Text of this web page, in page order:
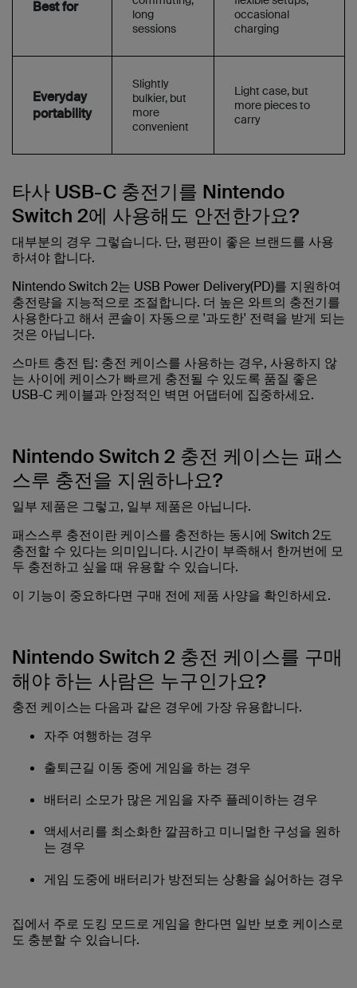
Best for
long
sessions
occasional
charging
Everyday
portability
Slightly
bulkier, but
more
convenient
Light case, but
more pieces to
carry
타사 USB-C 충전기를 Nintendo
Switch 2에 사용해도 안전한가요?
대부분의 경우 그렇습니다. 단, 평판이 좋은 브랜드를 사용
하셔야 합니다.
Nintendo Switch 2는 USB Power Delivery(PD)를 지원하여
충전량을 지능적으로 조절합니다. 더 높은 와트의 충전기를
사용한다고 해서 콘솔이 자동으로 '과도한' 전력을 받게 되는
것은 아닙니다.
스마트 충전 팁: 충전 케이스를 사용하는 경우, 사용하지 않
는 사이에 케이스가 빠르게 충전될 수 있도록 품질 좋은
USB-C 케이블과 안정적인 벽면 어댑터에 집중하세요.
Nintendo Switch 2 충전 케이스는 패스
스루 충전을 지원하나요?
일부 제품은 그렇고, 일부 제품은 아닙니다.
패스스루 충전이란 케이스를 충전하는 동시에 Switch 2도
충전할 수 있다는 의미입니다. 시간이 부족해서 한꺼번에 모
두 충전하고 싶을 때 유용할 수 있습니다.
이 기능이 중요하다면 구매 전에 제품 사양을 확인하세요.
Nintendo Switch 2 충전 케이스를 구매
해야 하는 사람은 누구인가요?
충전 케이스는 다음과 같은 경우에 가장 유용합니다.
자주 여행하는 경우
출퇴근길 이동 중에 게임을 하는 경우
배터리 소모가 많은 게임을 자주 플레이하는 경우
액세서리를 최소화한 깔끔하고 미니멀한 구성을 원하
는 경우
게임 도중에 배터리가 방전되는 상황을 싫어하는 경우
집에서 주로 도킹 모드로 게임을 한다면 일반 보호 케이스로
도 충분할 수 있습니다.